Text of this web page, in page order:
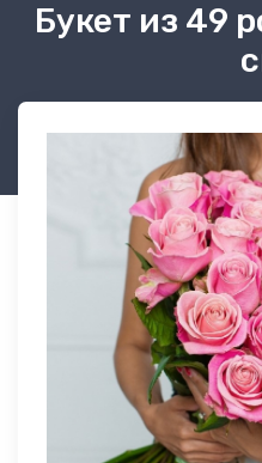
Букет из 49